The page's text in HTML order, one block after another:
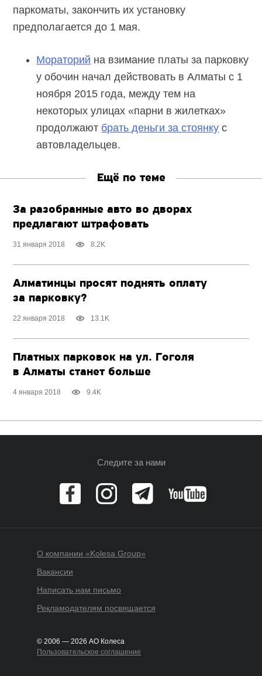
паркоматы, закончить их установку
предполагается до 1 мая.
Мораторий на взимание платы за парковку
у обочин начал действовать в Алматы с 1
ноября 2015 года, между тем на
некоторых улицах «парни в жилетках»
продолжают брать деньги за стоянку с
автовладельцев.
Ещё по теме
За разобранные авто во дворах
предлагают штрафовать
31 января 2018 8.2K
Алматинцы просят поднять оплату
за парковку?
22 января 2018 13.1K
Платных парковок на ул. Гоголя
в Алматы станет больше
4 января 2018 9.4K
Следите за нами
О компании «Kolesa Group»
Вакансии
Написать нам письмо
Рекламодателям посвящается
© 2006 — 2026 АО Колеса
Пользовательское соглашение